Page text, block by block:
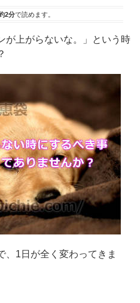
2分で読めます。
が上がらないな。」という時
、1日が全く変わってきま